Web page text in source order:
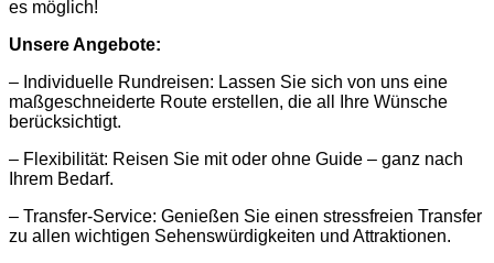
es möglich!
Unsere Angebote:
– Individuelle Rundreisen: Lassen Sie sich von uns eine
maßgeschneiderte Route erstellen, die all Ihre Wünsche
berücksichtigt.
– Flexibilität: Reisen Sie mit oder ohne Guide – ganz nach
Ihrem Bedarf.
– Transfer-Service: Genießen Sie einen stressfreien Transfer
zu allen wichtigen Sehenswürdigkeiten und Attraktionen.